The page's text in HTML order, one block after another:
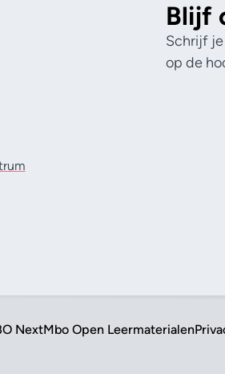
Blijf
Schrijf
op de
NextMbo Open Leermaterialen